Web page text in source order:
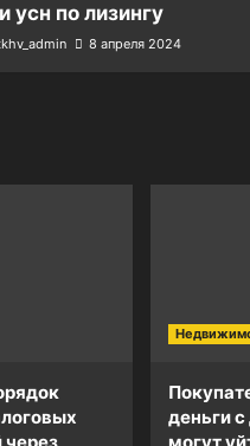
усн по лизингу
8 апреля 2024
деньги